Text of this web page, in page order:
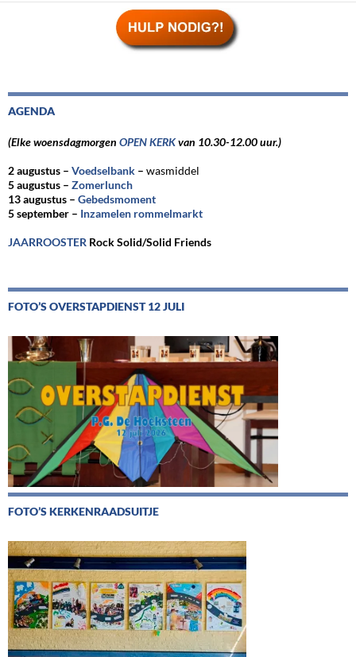
AGENDA
(Elke woensdagmorgen OPEN KERKvan 10.30-12.00 uur.)
2 augustus – Voedselbank – wasmiddel
5 augustus – Zomerlunch
13 augustus – Gebedsmoment
5 september – Inzamelen rommelmarkt
JAARROOSTER Rock Solid/Solid Friends
FOTO’S OVERSTAPDIENST 12 JULI
FOTO’S KERKENRAADSUITJE